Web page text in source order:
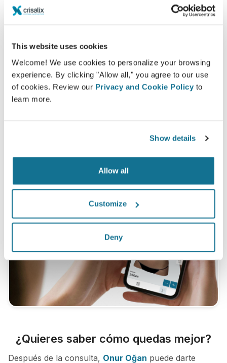
This website uses cookies
Welcome! We use cookies to personalize your browsing
experience. By clicking "Allow all," you agree to our use
of cookies. Review our Privacy and Cookie Policy to
learn more.
Show details
Allow all
Customize
Deny
de someterse a ella.*
*Encuesta en línea realizada entre pacientes de aumento de
¿Quieres saber cómo quedas mejor?
Después de la consulta, Onur Oğan puede darte